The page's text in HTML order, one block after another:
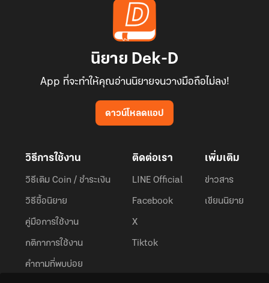
นิยาย Dek-D
App ที่จะทำให้คุณอ่านนิยายจนวางมือถือไม่ลง!
ดาวน์โหลดแอป
วิธีการใช้งาน
วิธีเติม Coin / ชำระเงิน
วิธีซื้อนิยาย
คู่มือการใช้งาน
กติกาการใช้งาน
คำถามที่พบบ่อย
ติดต่อเรา
LINE Official
Facebook
X
Tiktok
เพิ่มเติม
ข่าวสาร
เขียนนิยาย